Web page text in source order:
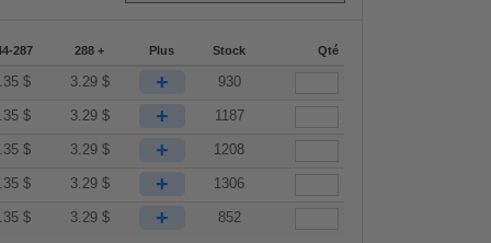
287 288 + Plus Stock Qté
$ 3.29 $ + 930
$ 3.29 $ + 1187
$ 3.29 $ + 1208
$ 3.29 $ + 1306
$ 3.29 $ + 852